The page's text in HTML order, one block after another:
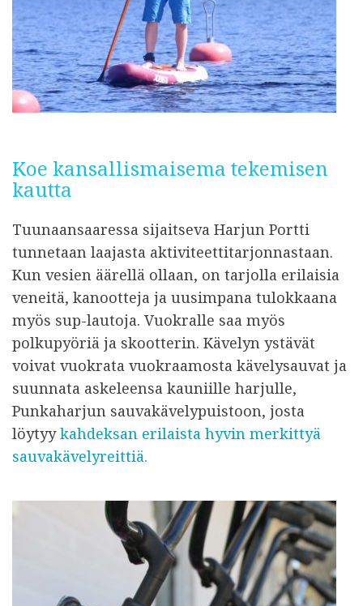
Koe kansallismaisema tekemisen
kautta
Tuunaansaaressa sijaitseva Harjun Portti
tunnetaan laajasta aktiviteettitarjonnastaan.
Kun vesien äärellä ollaan, on tarjolla erilaisia
veneitä, kanootteja ja uusimpana tulokkaana
myös sup-lautoja. Vuokralle saa myös
polkupyöriä ja skootterin. Kävelyn ystävät
voivat vuokrata vuokraamosta kävelysauvat ja
suunnata askeleensa kauniille harjulle,
Punkaharjun sauvakävelypuistoon, josta
löytyykahdeksan erilaista hyvin merkittyä
sauvakävelyreittiä.